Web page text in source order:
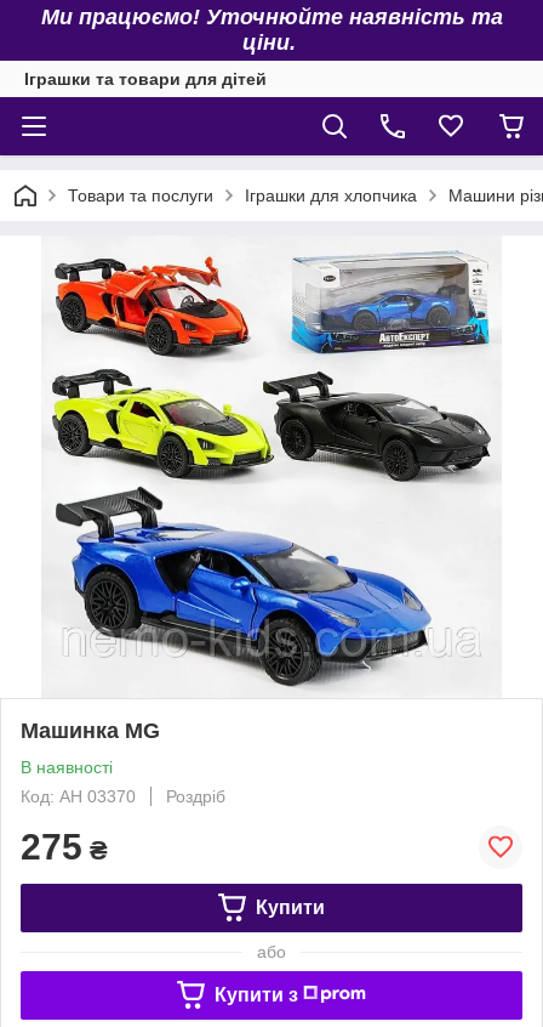
Ми працюємо! Уточнюйте наявність та
ціни.
Іграшки та товари для дітей
Товари та послуги Іграшки для хлопчика Машини
Машинка MG
В наявності
Код: АН 03370
Роздріб
275 ₴
Купити
або
Купити з